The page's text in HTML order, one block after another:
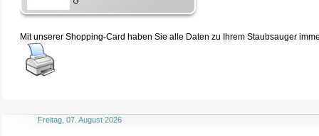
Mit unserer Shopping-Card haben Sie alle Daten zu Ihrem Staubsauger
Freitag, 07. August 2026